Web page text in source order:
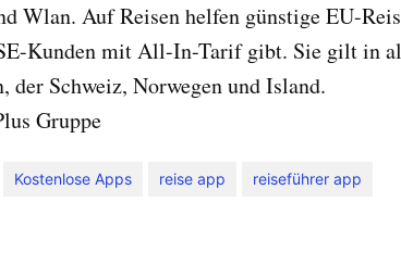
Wlan. Auf Reisen helfen günstige EU-
Kunden mit All-In-Tarif gibt. Sie gilt in
der Schweiz, Norwegen und Island.
Gruppe
Kostenlose Apps reise app reiseführer app